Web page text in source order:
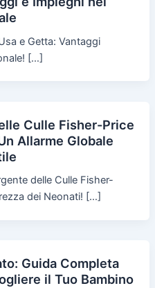
e Getta: Vantaggi
[…]
Culle Fisher-Price
Allarme Globale
delle Culle Fisher-
dei Neonati! […]
Guida Completa
il Tuo Bambino